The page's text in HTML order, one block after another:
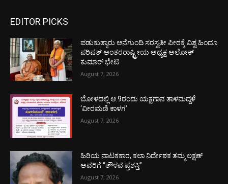
EDITOR PICKS
ಪಡುಕುತ್ಯಾರು ಆನೆಗುಂದಿ ಸರಸ್ವತೀ ಪೀಠಕ್ಕೆ ವಿಶ್ವ ಹಿಂದೂ
ಪರಿಷತ್ ಅಂತರರಾಷ್ಟ್ರೀಯ ಅಧ್ಯಕ್ಷ ಅಲೋಕ್
ಕುಮಾರ್ ಭೇಟಿ
August 7, 2026
ಬೋಳದಲ್ಲಿ ಆ.9ರಂದು ಯಕ್ಷಗಾನ ತಾಳಮದ್ದಳೆ
‘ವೀರಮಣಿ ಕಾಳಗ’
August 7, 2026
ಹಿರಿಯ ನಾಟಕಕಾರ, ಕಲಾ ನಿರ್ದೇಶಕ ತಮ್ಮ ಲಕ್ಷಣ್
ಅವರಿಗೆ “ತೌಳವ ಪ್ರಶಸ್ತಿ”
August 7, 2026